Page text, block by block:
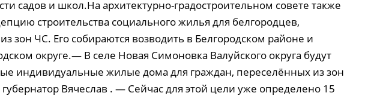
садов и школ.На архитектурно-градо­строитель­ном совете также
строительства социального жилья для белгородцев,
зон ЧС. Его собираются возводить в Белгородском районе и
округе.— В селе Новая Симоновка Валуйского округа будут
индивидуальные жилые дома для граждан, переселённых из зон
Вячеслав . — Сейчас для этой цели уже определено 15